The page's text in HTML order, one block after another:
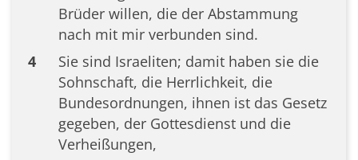
Brüder willen, die der Abstammung
nach mit mir verbunden sind.
4
Sie sind Israeliten; damit haben sie die
Sohnschaft, die Herrlichkeit, die
Bundesordnungen, ihnen ist das Gesetz
gegeben, der Gottesdienst und die
Verheißungen,